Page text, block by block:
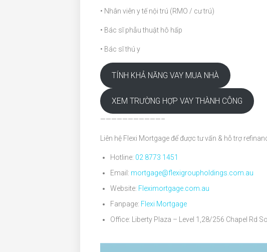
• Nhân viên y tế nội trú (RMO / cư trú)
• Bác sĩ phẫu thuật hô hấp
• Bác sĩ thú y
TÍNH KHẢ NĂNG VAY MUA NHÀ
XEM TRƯỜNG HỢP VAY THÀNH CÔNG
———————————–
Liên hệ Flexi Mortgage để được tư vấn & hỗ trợ
Hotline: 02 8773 1451
Email: mortgage@flexigroupholdings.com.au
Website: Fleximortgage.com.au
Fanpage: Flexi Mortgage
Office: Liberty Plaza – Level 1,28/256 Chapel Rd